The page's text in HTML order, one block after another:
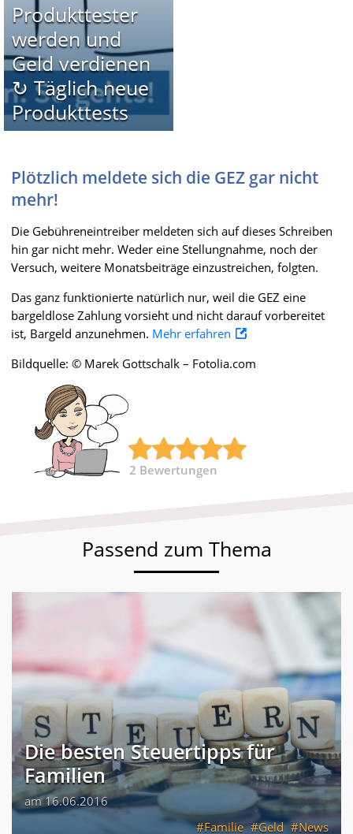
Produkttester
werden und
Geld verdienen
↻ Täglich neue
Produkttests
Plötzlich meldete sich die GEZ gar nicht
mehr!
Die Gebühreneintreiber meldeten sich auf dieses Schreiben
hin gar nicht mehr. Weder eine Stellungnahme, noch der
Versuch, weitere Monatsbeiträge einzustreichen, folgten.
Das ganz funktionierte natürlich nur, weil die GEZ eine
bargeldlose Zahlung vorsieht und nicht darauf vorbereitet
ist, Bargeld anzunehmen. Mehr erfahren
Bildquelle: © Marek Gottschalk – Fotolia.com
2 Bewertungen
Passend zum Thema
Die besten Steuertipps für
Familien
am 16.06.2016
Familie
Geld News